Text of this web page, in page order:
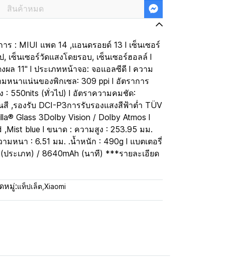
สินค้าหมด
ร : MIUI แพด 14 ,แอนดรอยด์ 13 l เซ็นเซอร์
, เซ็นเซอร์วัดแสงโดยรอบ, เซ็นเซอร์ฮอลล์ l
ผล 11" l ประเภทหน้าจอ: จอแอลซีดี l ความ
หนาแน่นของพิกเซล: 309 ppi l อัตราการ
: 550nits (ทั่วไป) l อัตราความคมชัด:
,รองรับ DCI-P3การรับรองแสงสีฟ้าต่ำ TÜV
Glass 3Dolby Vision / Dolby Atmos l
,Mist blue l ขนาด : ความสูง : 253.95 มม.
ามหนา : 6.51 มม. .น้ำหนัก : 490g l แบตเตอรี่
ประเภท) / 8640mAh (นาที) ***รายละเอียด
หมู่:แท็ปเล็ต Xiaomi